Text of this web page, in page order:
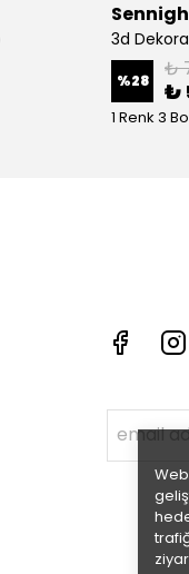
3d
%28 ₺
₺
1 Renk 3